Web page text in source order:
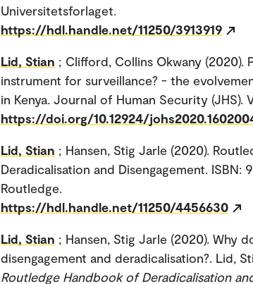
Universitetsforlaget.
https://hdl.handle.net/11250/3913919
Lid, Stian ; Clifford, Collins Okwany (2020).
instrument for surveillance? - the
in Kenya. Journal of Human Security (JHS).
https://doi.org/10.12924/
Lid, Stian ; Hansen, Stig Jarle (2020).
Deradicalisation and Disengagement. ISBN:
Routledge.
https://hdl.handle.net/11250/4456630
Lid, Stian ; Hansen, Stig Jarle (2020). Why
disengagement and deradicalisation?. Lid,
Routledge Handbook of Deradicalisation